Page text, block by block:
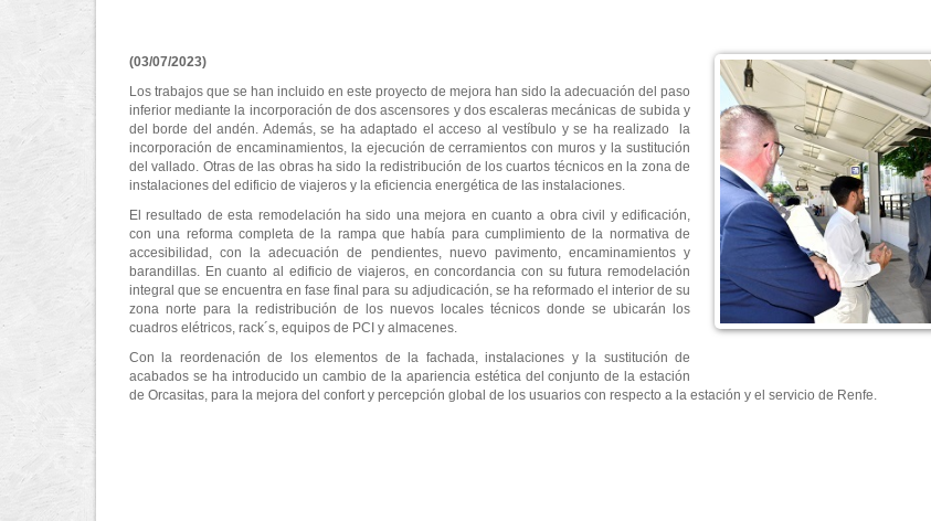
(03/07/2023)
Los trabajos que se han incluido en este proyecto de mejora han sido la adecuación del paso
inferior mediante la incorporación de dos ascensores y dos escaleras mecánicas de subida y
del borde del andén. Además, se ha adaptado el acceso al vestíbulo y se ha realizado la
incorporación de encaminamientos, la ejecución de cerramientos con muros y la sustitución
del vallado. Otras de las obras ha sido la redistribución de los cuartos técnicos en la zona de
instalaciones del edificio de viajeros y la eficiencia energética de las instalaciones.
El resultado de esta remodelación ha sido una mejora en cuanto a obra civil y edificación,
con una reforma completa de la rampa que había para cumplimiento de la normativa de
accesibilidad, con la adecuación de pendientes, nuevo pavimento, encaminamientos y
barandillas. En cuanto al edificio de viajeros, en concordancia con su futura remodelación
integral que se encuentra en fase final para su adjudicación, se ha reformado el interior de su
zona norte para la redistribución de los nuevos locales técnicos donde se ubicarán los
cuadros elétricos, rack´s, equipos de PCI y almacenes.
Con la reordenación de los elementos de la fachada, instalaciones y la sustitución de
acabados se ha introducido un cambio de la apariencia estética del conjunto de la estación
de Orcasitas, para la mejora del confort y percepción global de los usuarios con respecto a la estación y el servicio de Renfe.